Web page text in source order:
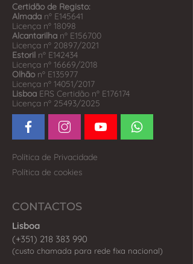
Certidão de Registo:
Almada nº E145641
Licença nº 18098
Alcantarilha nº E156700
Licença nº 20897/2021
Estoril nº E142434
Licença nº 16669/2018
Olhão nº E135977
Licença nº 14051/2017
Lisboa ERS Certidão nº E176174
Licença nº 25493/2025
Política de Privacidade
Política de cookies
CONTACTOS
Lisboa
(+351) 218 383 990
(custo chamada para rede fixa nacional)